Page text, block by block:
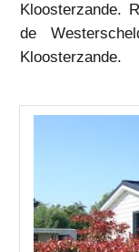
Kloosterzande.
de
Kloosterzande.